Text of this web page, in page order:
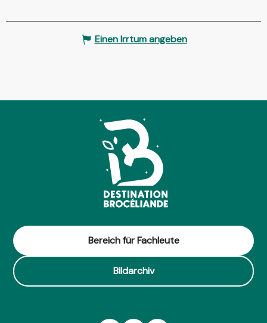
Einen Irrtum angeben
Bereich für Fachleute
Bildarchiv